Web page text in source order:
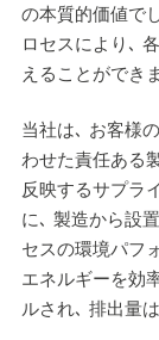
の本質的価値で
ロセスにより､
えることができ
当社は､ お客様
わせた責任ある
反映するサプラ
に､ 製造から設
セスの環境パフ
エネルギーを効
ルされ､ 排出量